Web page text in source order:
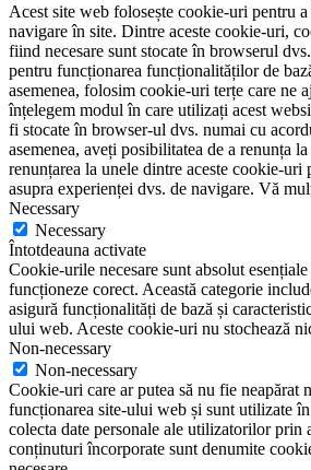
Acest site web folosește cookie-uri pentru
navigare în site. Dintre aceste cookie-uri,
fiind necesare sunt stocate în browserul
pentru funcționarea funcționalităților de
asemenea, folosim cookie-uri terțe care ne
înțelegem modul în care utilizați acest
fi stocate în browser-ul dvs. numai cu
asemenea, aveți posibilitatea de a renunța
renunțarea la unele dintre aceste cookie-uri
asupra experienței dvs. de navigare. Vă
Necessary
Necessary
Întotdeauna activate
Cookie-urile necesare sunt absolut
funcționeze corect. Această categorie
asigură funcționalități de bază și
ului web. Aceste cookie-uri nu stochează
Non-necessary
Non-necessary
Cookie-uri care ar putea să nu fie neapărat
funcționarea site-ului web și sunt utilizate
colecta date personale ale utilizatorilor prin
conținuturi încorporate sunt denumite